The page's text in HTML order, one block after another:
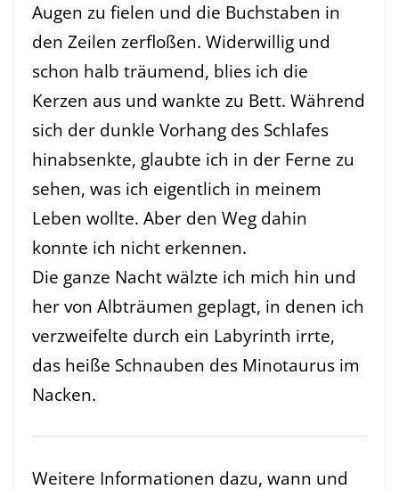
Augen zu fielen und die Buchstaben in
den Zeilen zerfloßen. Widerwillig und
schon halb träumend, blies ich die
Kerzen aus und wankte zu Bett. Während
sich der dunkle Vorhang des Schlafes
hinabsenkte, glaubte ich in der Ferne zu
sehen, was ich eigentlich in meinem
Leben wollte. Aber den Weg dahin
konnte ich nicht erkennen.
Die ganze Nacht wälzte ich mich hin und
her von Albträumen geplagt, in denen ich
verzweifelte durch ein Labyrinth irrte,
das heiße Schnauben des Minotaurus im
Nacken.
Weitere Informationen dazu, wann und